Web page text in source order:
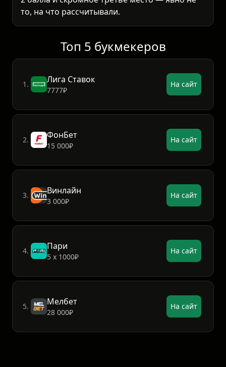
то, на что рассчитывали.
Топ 5 букмекеров
1. Лига Ставок
7777₽
На сайт
2. ФонБет
15 000₽
На сайт
3. Винлайн
3 000₽
На сайт
4. Пари
5 х 1000₽
На сайт
5. Мелбет
28 000₽
На сайт